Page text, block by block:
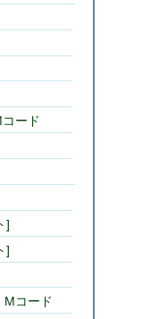
ード
]
]
Mコード